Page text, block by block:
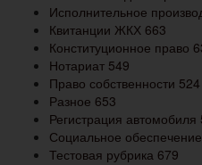
Исполнительное
Квитанции ЖКХ 663
Конституционное право
Нотариат 549
Право собственности 524
Разное 653
Регистрация автомобиля
Социальное обеспечение
Тестовая рубрика 679